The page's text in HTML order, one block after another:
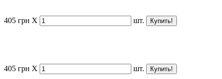
405 грн X шт.
405 грн X шт.